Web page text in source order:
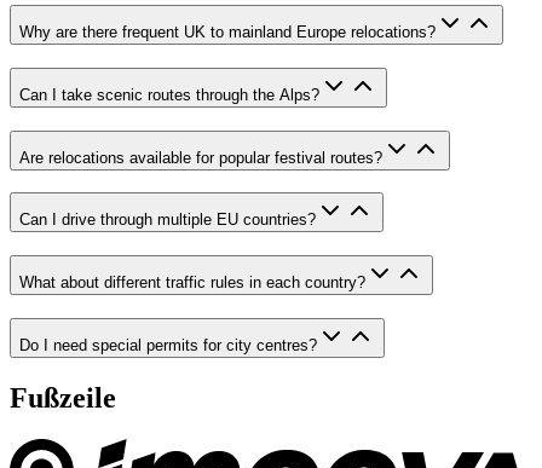
Why are there frequent UK to mainland Europe relocations?
Can I take scenic routes through the Alps?
Are relocations available for popular festival routes?
Can I drive through multiple EU countries?
What about different traffic rules in each country?
Do I need special permits for city centres?
Fußzeile